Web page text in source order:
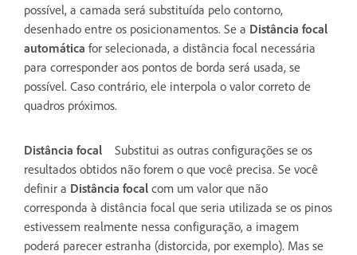
possível, a camada será substituída pelo contorno,
desenhado entre os posicionamentos. Se a Distância focal
automática for selecionada, a distância focal necessária
para corresponder aos pontos de borda será usada, se
possível. Caso contrário, ele interpola o valor correto de
quadros próximos.
Distância focal
Substitui as outras configurações se os
resultados obtidos não forem o que você precisa. Se você
definir a Distância focal com um valor que não
corresponda à distância focal que seria utilizada se os pinos
estivessem realmente nessa configuração, a imagem
poderá parecer estranha (distorcida, por exemplo). Mas se